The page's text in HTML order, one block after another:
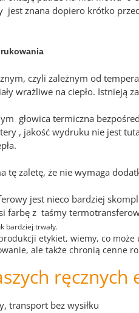
jest znana dopiero krótko
czyli zależnym od
wrażliwe na ciepło. Istnieją
głowica termiczna
, jakość wydruku nie jest
tę zaletę, że nie wymaga
jest nieco bardziej
farbę z taśmy
bardziej trwały.
etykiet, wiemy, co
ale także chronią cenne
ręcznych
transport bez wysiłku